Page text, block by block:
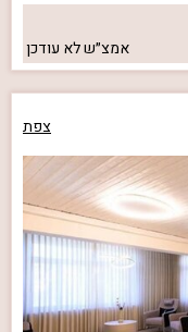
אמצ״שלא עודכן
צפת